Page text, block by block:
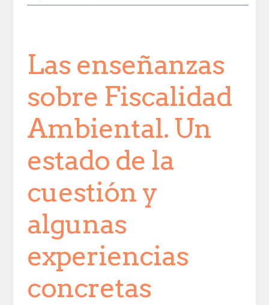
Las enseñanzas
sobre Fiscalidad
Ambiental. Un
estado de la
cuestión y
algunas
experiencias
concretas